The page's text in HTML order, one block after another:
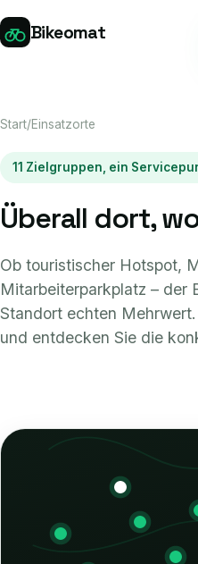
Bikeomat
Start/Einsatzorte
11 Zielgruppen, ein
Überall dort,
Ob touristischer Hotspot,
Mitarbeiterparkplatz – der
Standort echten Mehrwert.
und entdecken Sie die